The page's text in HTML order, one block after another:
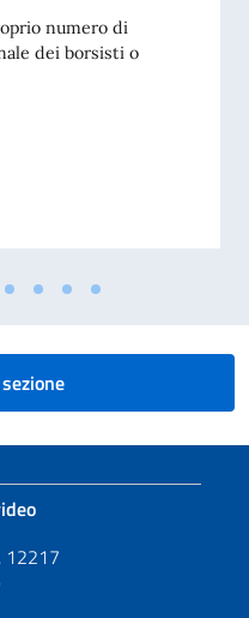
numero di
dei borsisti o
BORSE DI STUDIO
12217